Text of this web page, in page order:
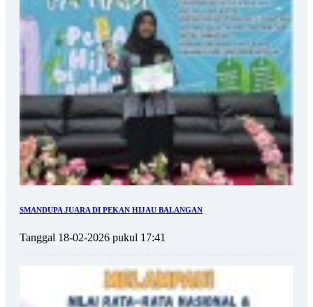
SMANDUPA JUARA DI PEKAN HIJAU BALANGAN
Tanggal 18-02-2026 pukul 17:41